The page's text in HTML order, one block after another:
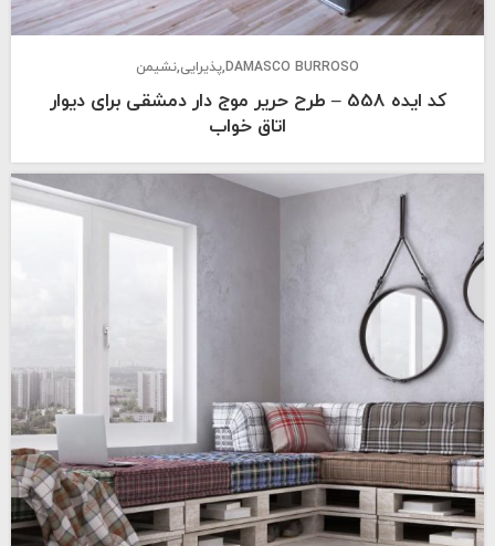
DAMASCO BURROSOپذیرایی نشیمن
کد ایده 558 – طرح حریر موج دار دمشقی برای دیوار
اتاق خواب